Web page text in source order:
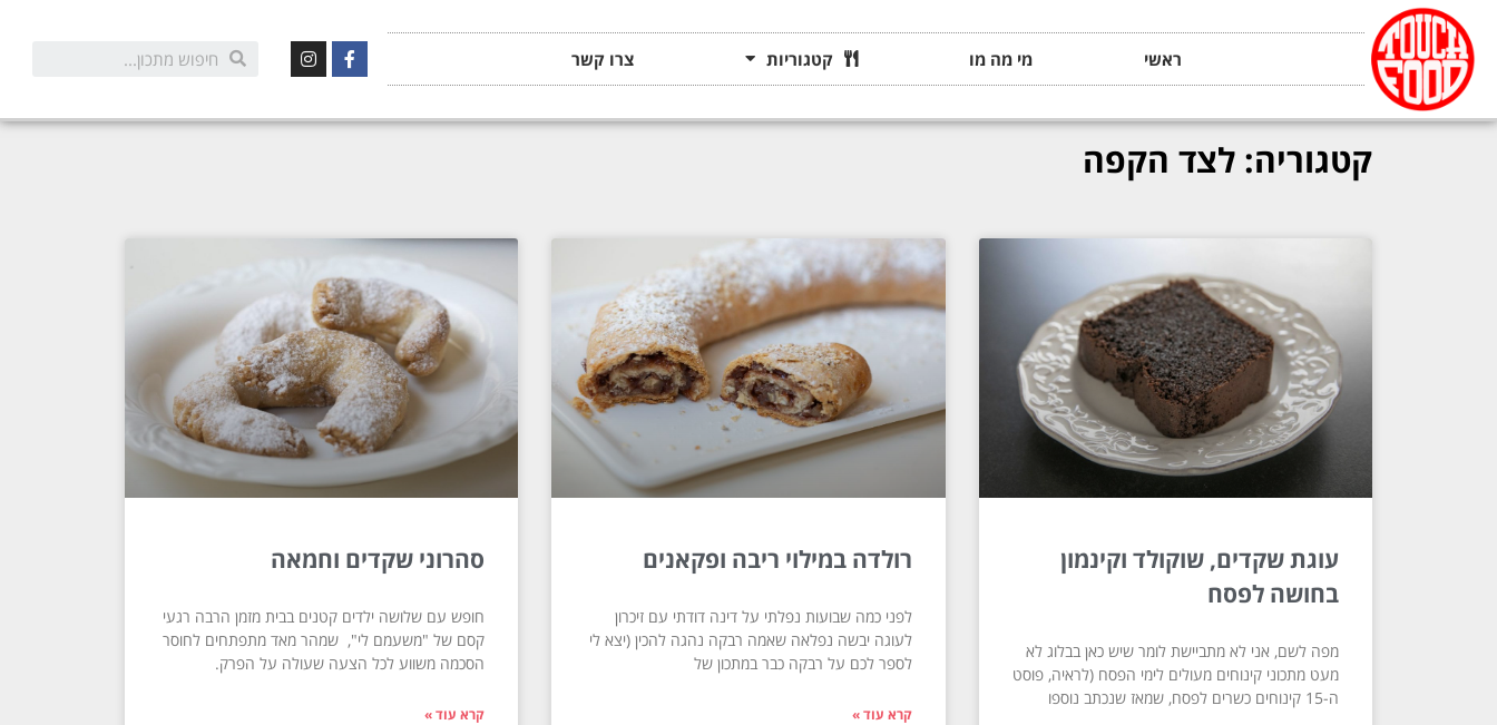
ראשי מי מה מו קטגוריות צרו קשר
קטגוריה: לצד הקפה
עוגת שקדים, שוקולד וקינמון
בחושה לפסח
מפה לשם, אני לא מתביישת לומר שיש כאן בבלוג לא
מעט מתכוני קינוחים מעולים לימי הפסח (לראיה, פוסט
ה-15 קינוחים כשרים לפסח, שמאז שנכתב נוספו
רולדה במילוי ריבה ופקאנים
לפני כמה שבועות נפלתי על דינה דודתי עם זיכרון
לעוגה יבשה נפלאה שאמה רבקה נהגה להכין (יצא לי
לספר לכם על רבקה כבר במתכון של
קרא עוד »
סהרוני שקדים וחמאה
חופש עם שלושה ילדים קטנים בבית מזמן הרבה רגעי
קסם של "משעמם לי", שמהר מאד מתפתחים לחוסר
הסכמה משווע לכל הצעה שעולה על הפרק.
קרא עוד »